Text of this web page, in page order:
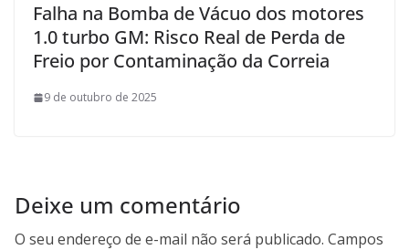
Falha na Bomba de Vácuo dos motores
1.0 turbo GM: Risco Real de Perda de
Freio por Contaminação da Correia
9 de outubro de 2025
Deixe um comentário
O seu endereço de e-mail não será publicado. Campos